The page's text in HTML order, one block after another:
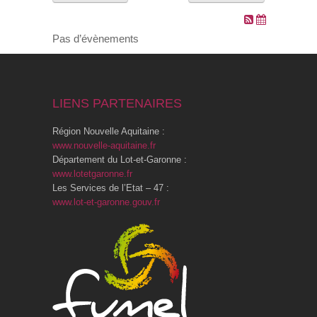
SOCIAL
SPORTS ET LOISIRS
CULTURE ET PATRIMOINE
RENDEZ-VOUS EN LIGNE
Pas d’évènements
LIENS PARTENAIRES
Région Nouvelle Aquitaine :
www.nouvelle-aquitaine.fr
Département du Lot-et-Garonne :
www.lotetgaronne.fr
Les Services de l’Etat – 47 :
www.lot-et-garonne.gouv.fr